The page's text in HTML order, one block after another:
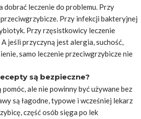
dobrać leczenie do problemu. Przy
Przy infekcji bakteryjnej
Przy rzęsistkowicy leczenie
jeśli przyczyną jest alergia, suchość,
samo leczenie przeciwgrzybicze nie
są bezpieczne?
ale nie powinny być używane bez
są łagodne, typowe i wcześniej lekarz
część osób sięga po lek